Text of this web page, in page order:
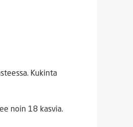
Kukinta
noin 18 kasvia.